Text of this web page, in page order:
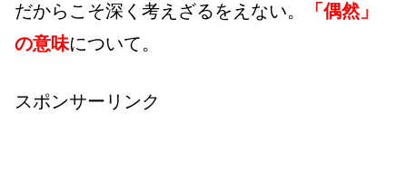
だからこそ深く考えざるをえない。
「偶然」
の意味について。
スポンサーリンク